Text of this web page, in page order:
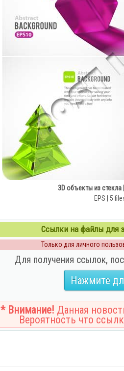
3D объекты из
EPS | 5
Ссылки на файлы для
Только для личного
Для получения ссылок,
Нажмите
* Внимание! Данная
Вероятность что